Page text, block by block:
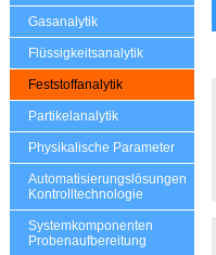
Gasanalytik
Flüssigkeitsanalytik
Feststoffanalytik
Partikelanalytik
Physikalische Parameter
Automatisierungslösungen
Kontrolltechnologie
Systemkomponenten
Probenaufbereitung